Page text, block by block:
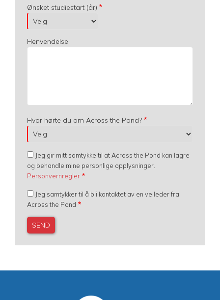
Ønsket studiestart (år)
Henvendelse
Hvor hørte du om Across the Pond?
Jeg gir mitt samtykke til at Across the Pond kan lagre
og behandle mine personlige opplysninger.
Personvernregler
Jeg samtykker til å bli kontaktet av en veileder fra
Across the Pond